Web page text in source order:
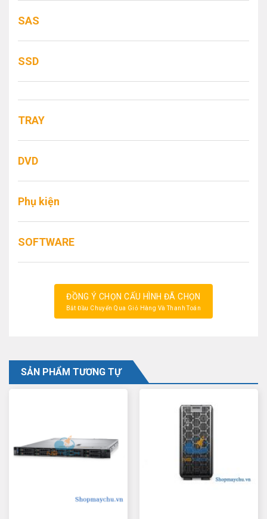
SAS
SSD
TRAY
DVD
Phụ kiện
SOFTWARE
ĐỒNG Ý CHỌN CẤU HÌNH ĐÃ CHỌN
Bắt Đầu Chuyển Qua Giỏ Hàng Và Thanh Toán
SẢN PHẨM TƯƠNG TỰ